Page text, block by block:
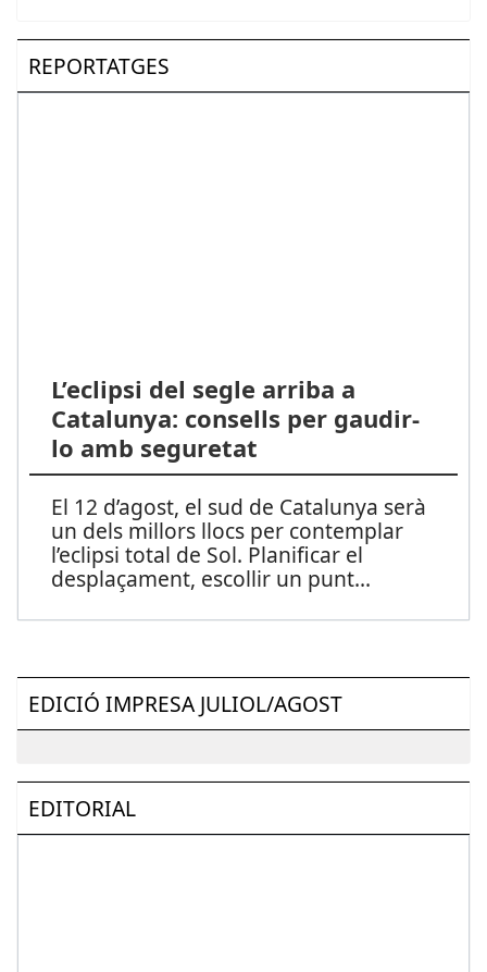
REPORTATGES
L’eclipsi del segle arriba a
Catalunya: consells per gaudir-
lo amb seguretat
El 12 d’agost, el sud de Catalunya serà
un dels millors llocs per contemplar
l’eclipsi total de Sol. Planificar el
desplaçament, escollir un punt...
EDICIÓ IMPRESA JULIOL/AGOST
EDITORIAL